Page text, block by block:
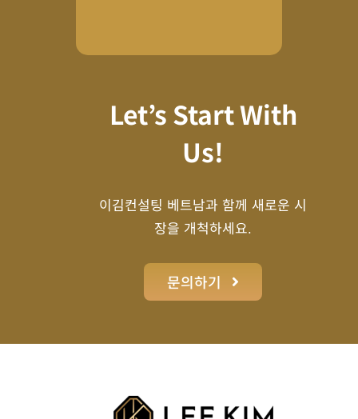
Let’s Start With
Us!
이김컨설팅 베트남과 함께 새로운 시
장을 개척하세요.
문의하기